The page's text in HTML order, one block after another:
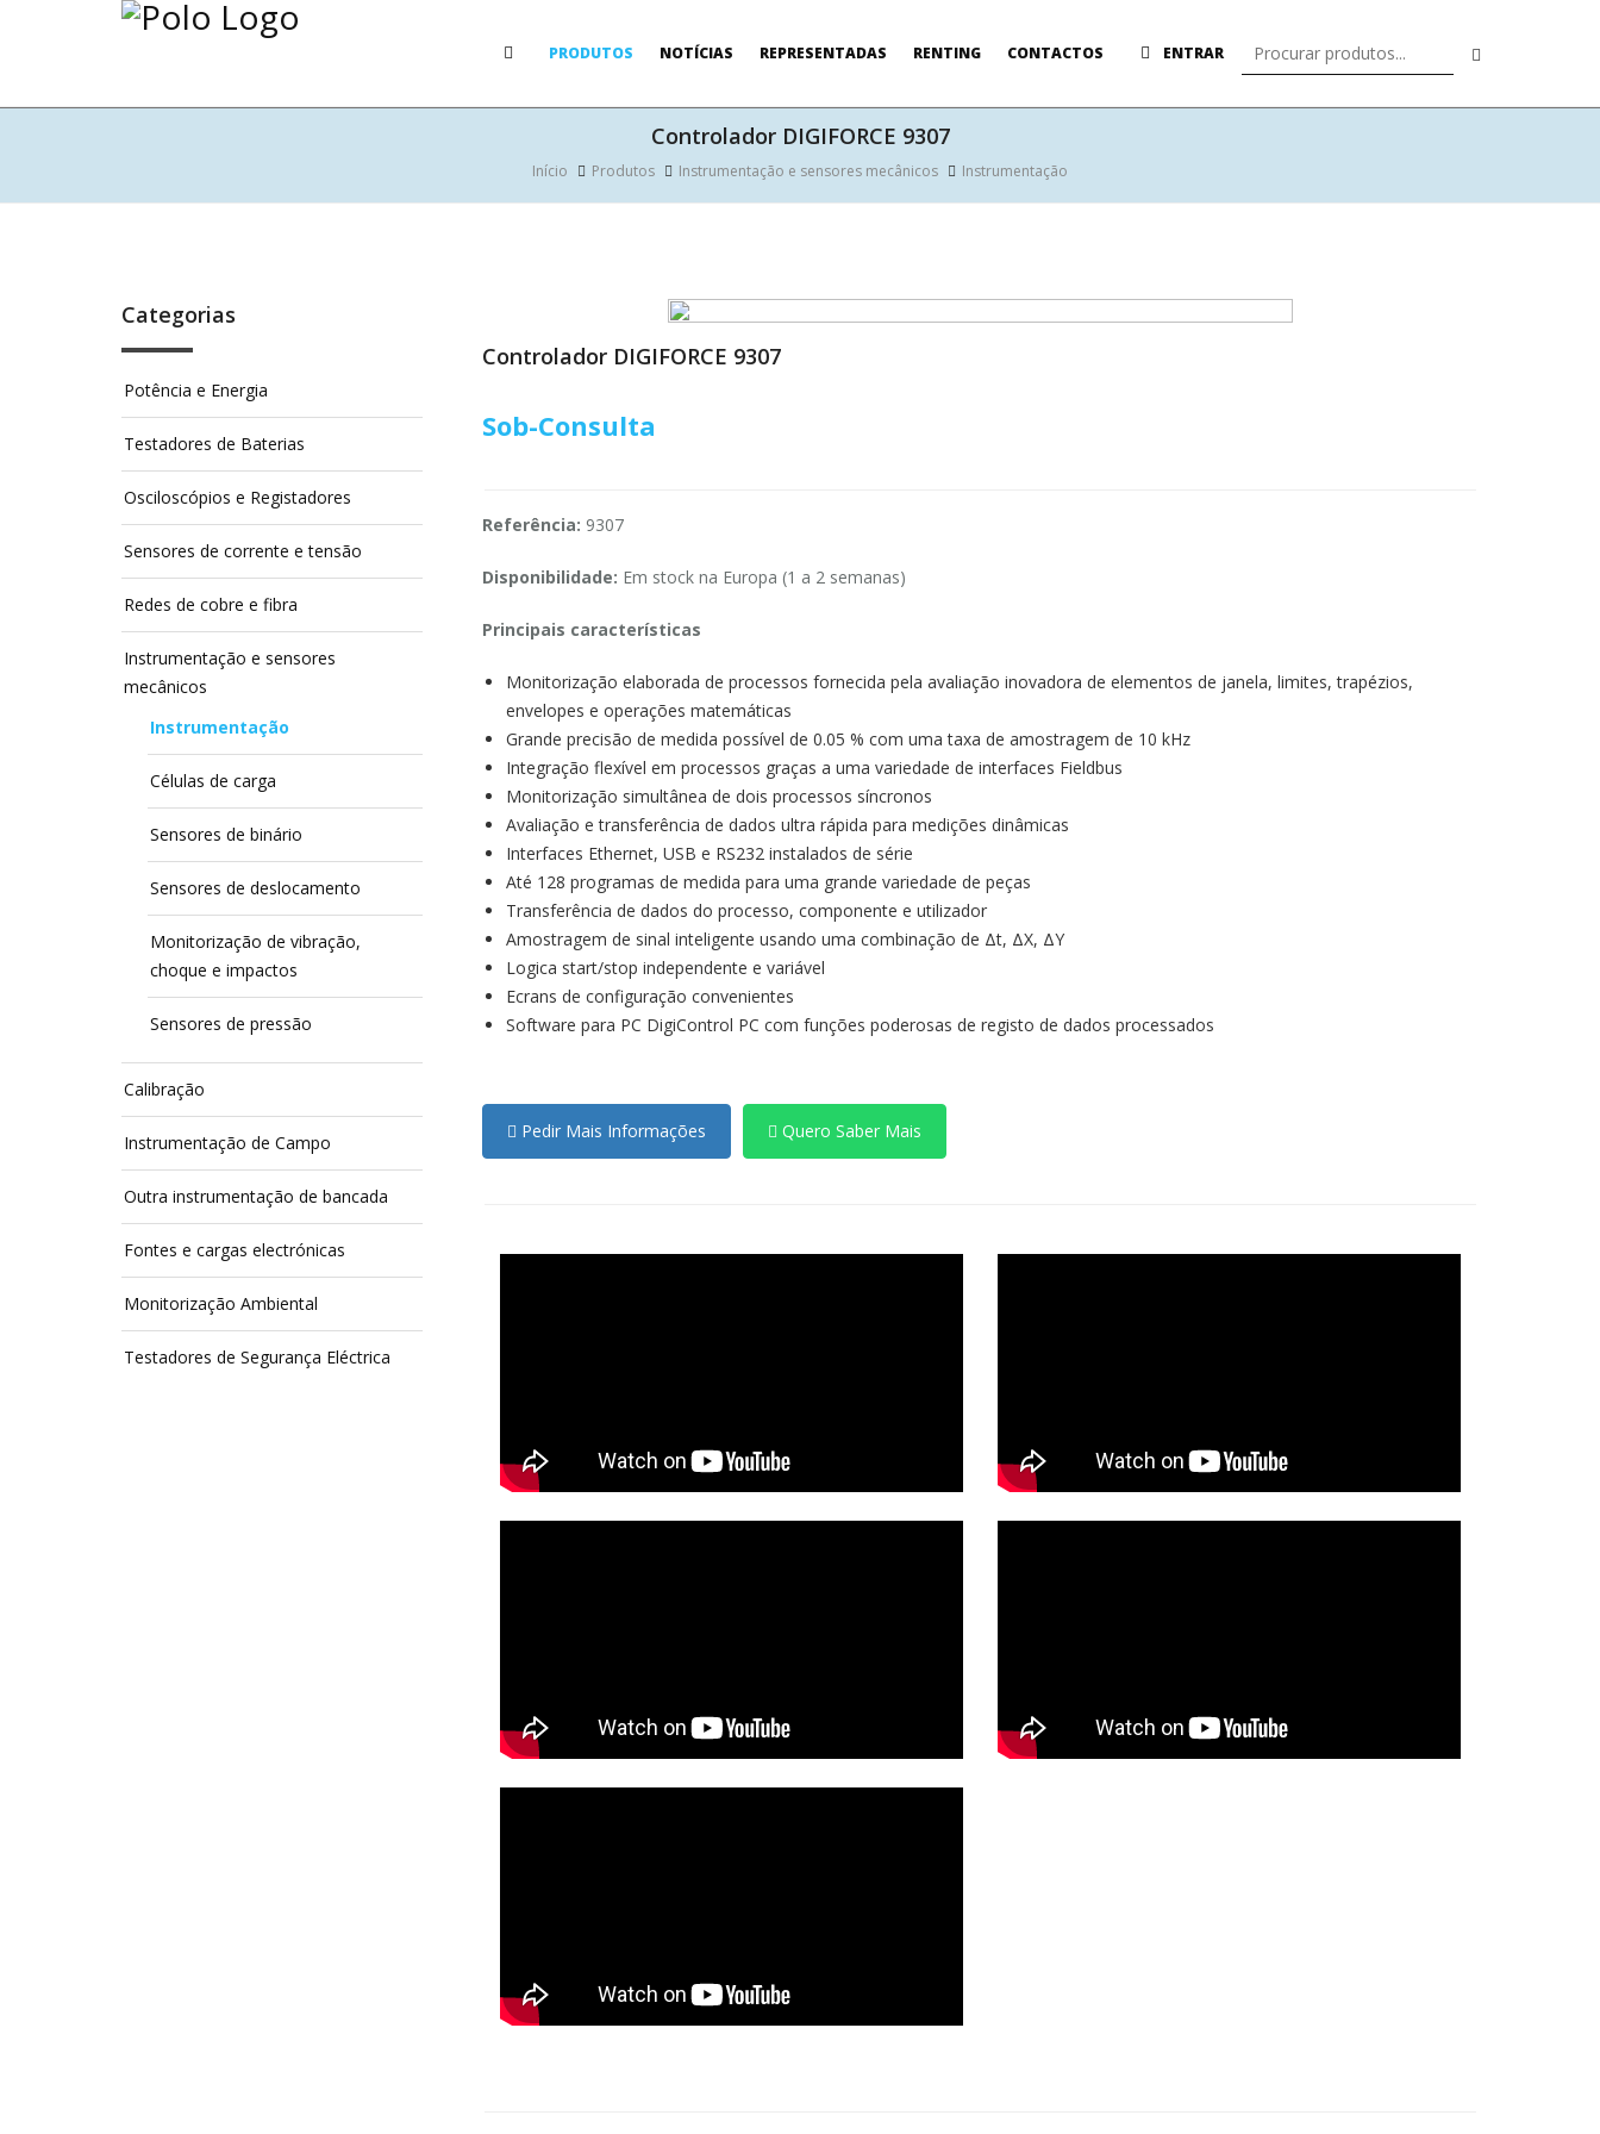
PRODUTOS NOTÍCIAS REPRESENTADAS RENTING CONTACTOS ENTRAR
Controlador DIGIFORCE 9307
Início Produtos Instrumentação e sensores mecânicos Instrumentação
Controlador DIGIFORCE 9307
Sob-Consulta
Referência: 9307
Disponibilidade: Em stock na Europa (1 a 2 semanas)
Principais características
Monitorização elaborada de processos fornecida pela avaliação inovadora de elementos de janela, limites, trapézios,
envelopes e operações matemáticas
Grande precisão de medida possível de 0.05 % com uma taxa de amostragem de 10 kHz
Integração flexível em processos graças a uma variedade de interfaces Fieldbus
Monitorização simultânea de dois processos síncronos
Avaliação e transferência de dados ultra rápida para medições dinâmicas
Interfaces Ethernet, USB e RS232 instalados de série
Até 128 programas de medida para uma grande variedade de peças
Transferência de dados do processo, componente e utilizador
Amostragem de sinal inteligente usando uma combinação de Δt, ΔX, ΔY
Logica start/stop independente e variável
Ecrans de configuração convenientes
Software para PC DigiControl PC com funções poderosas de registo de dados processados
Pedir Mais Informações Quero Saber Mais
Categorias
Potência e Energia
Testadores de Baterias
Osciloscópios e Registadores
Sensores de corrente e tensão
Redes de cobre e fibra
Instrumentação e sensores
mecânicos
Instrumentação
Células de carga
Sensores de binário
Sensores de deslocamento
Monitorização de vibração,
choque e impactos
Sensores de pressão
Calibração
Instrumentação de Campo
Outra instrumentação de bancada
Fontes e cargas electrónicas
Monitorização Ambiental
Testadores de Segurança Eléctrica